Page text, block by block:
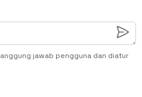
jawab pengguna dan diatur